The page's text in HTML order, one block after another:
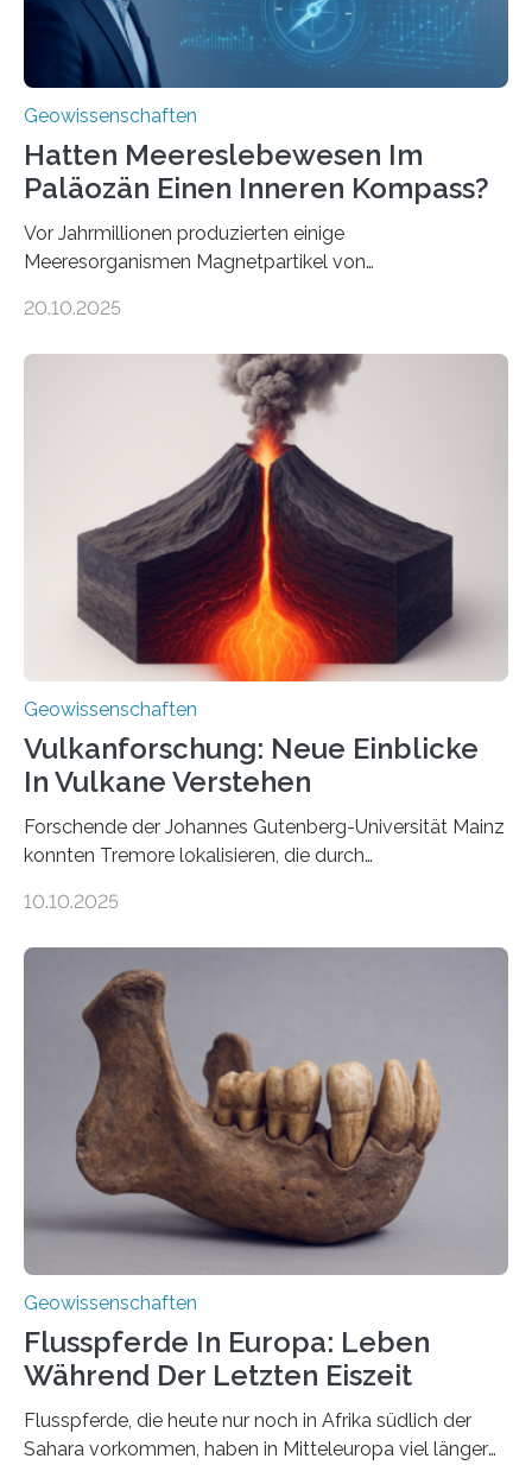
Geowissenschaften
Hatten Meereslebewesen Im
Paläozän Einen Inneren Kompass?
Vor Jahrmillionen produzierten einige
Meeresorganismen Magnetpartikel von
Sedimenten zu finden sind. Nun ist es einem
Domänen auf einem dieser „Riesenmagnetfossilien” mit
einer raffinierten Methode an der Diamond-
Röntgenquelle zu kartieren. Ihre Analyse zeigt, dass
diese Partikel es den Organismen ermöglicht haben
könnten, winzige Schwankungen sowohl in der
Richtung als auch in der Intensität des Erdmagnetfelds
wahrzunehmen. Dadurch konnten sie sich verorten und
über den Ozean navigieren. Vor einigen Jahren…
20.10.2025
Geowissenschaften
Vulkanforschung: Neue Einblicke
In Vulkane Verstehen
Forschende der Johannes Gutenberg-Universität Mainz
konnten Tremore lokalisieren, die durch
Vulkan? Was passiert in der Erde darunter? Wo
erzeugt durch Magma oder Gase, die sich durch
Schlote einen Weg nach oben bahnen? Jun.-Prof. Dr.
Miriam Christina Reiss, Vulkanseismologin an der
Johannes Gutenberg-Universität Mainz (JGU), und ihr
Team haben am Vulkan Oldoinyo Lengai in Tansania
solche Tremore lokalisiert. „Wir konnten die Tremore
nicht nur nachweisen, sondern ihren Ort in…
10.10.2025
Geowissenschaften
Flusspferde In Europa: Leben
Während Der Letzten Eiszeit
Flusspferde, die heute nur noch in Afrika südlich der
Sahara vorkommen, haben in Mitteleuropa viel länger